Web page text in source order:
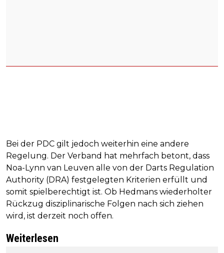
Bei der PDC gilt jedoch weiterhin eine andere
Regelung. Der Verband hat mehrfach betont, dass
Noa-Lynn van Leuven alle von der Darts Regulation
Authority (DRA) festgelegten Kriterien erfüllt und
somit spielberechtigt ist. Ob Hedmans wiederholter
Rückzug disziplinarische Folgen nach sich ziehen
wird, ist derzeit noch offen.
Weiterlesen